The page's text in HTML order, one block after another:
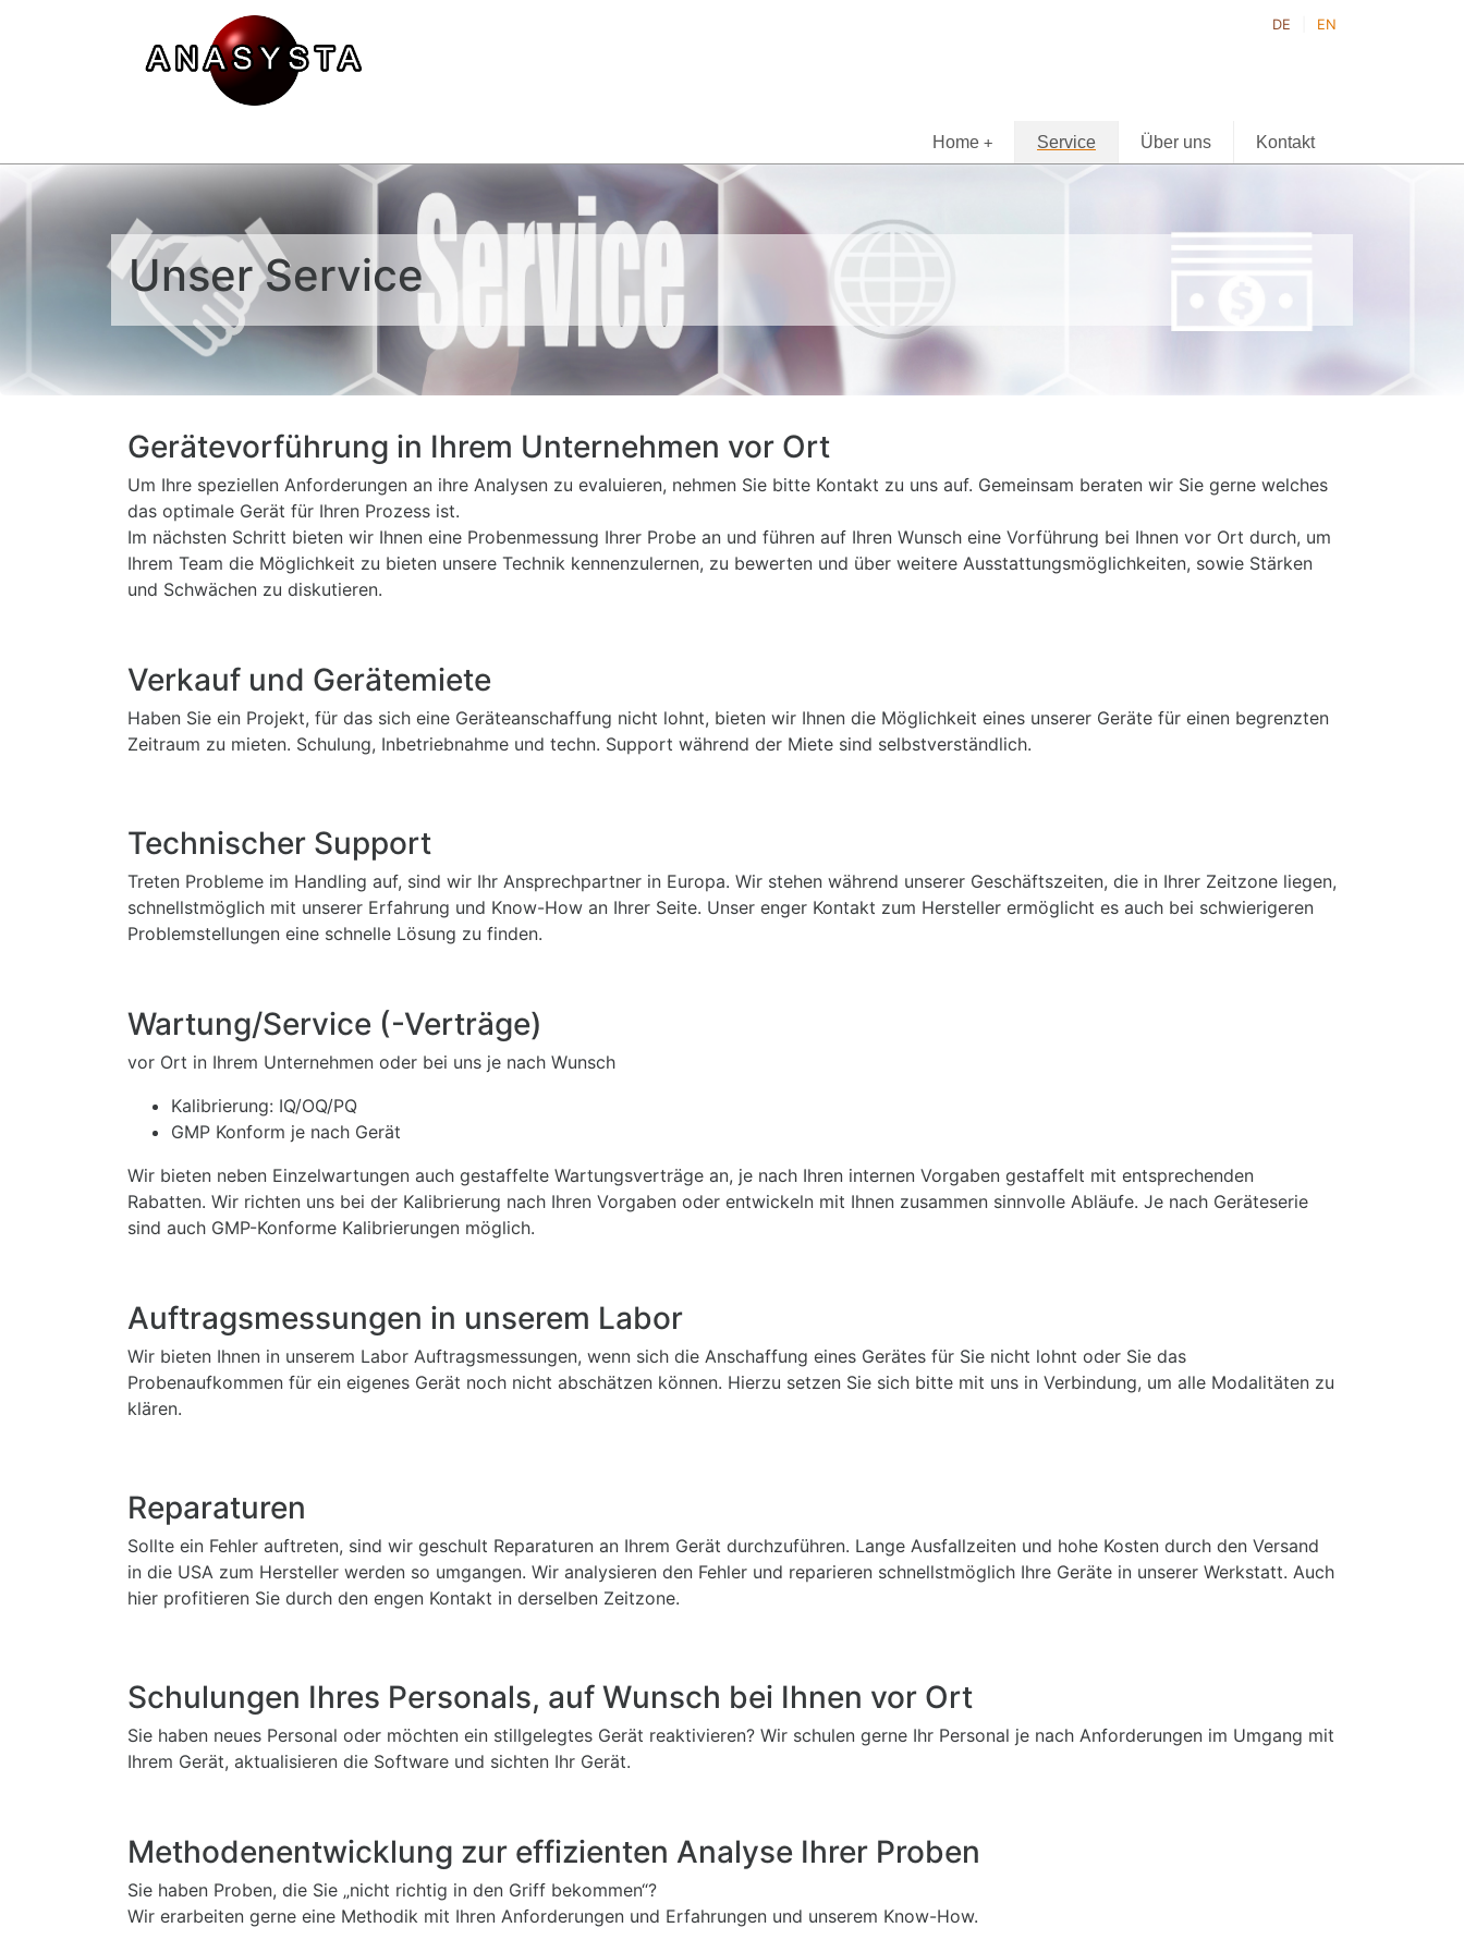
DE EN
+
Home Service Über uns Kontakt
Unser Service
Gerätevorführung in Ihrem Unternehmen vor Ort
Um Ihre speziellen Anforderungen an ihre Analysen zu evaluieren, nehmen Sie bitte Kontakt zu uns auf. Gemeinsam beraten wir Sie gerne welches
das optimale Gerät für Ihren Prozess ist.
Im nächsten Schritt bieten wir Ihnen eine Probenmessung Ihrer Probe an und führen auf Ihren Wunsch eine Vorführung bei Ihnen vor Ort durch, um
Ihrem Team die Möglichkeit zu bieten unsere Technik kennenzulernen, zu bewerten und über weitere Ausstattungsmöglichkeiten, sowie Stärken
und Schwächen zu diskutieren.
Verkauf und Gerätemiete
Haben Sie ein Projekt, für das sich eine Geräteanschaffung nicht lohnt, bieten wir Ihnen die Möglichkeit eines unserer Geräte für einen begrenzten
Zeitraum zu mieten. Schulung, Inbetriebnahme und techn. Support während der Miete sind selbstverständlich.
Technischer Support
Treten Probleme im Handling auf, sind wir Ihr Ansprechpartner in Europa. Wir stehen während unserer Geschäftszeiten, die in Ihrer Zeitzone liegen,
schnellstmöglich mit unserer Erfahrung und Know-How an Ihrer Seite. Unser enger Kontakt zum Hersteller ermöglicht es auch bei schwierigeren
Problemstellungen eine schnelle Lösung zu finden.
Wartung/Service (-Verträge)
vor Ort in Ihrem Unternehmen oder bei uns je nach Wunsch
Kalibrierung: IQ/OQ/PQ
GMP Konform je nach Gerät
Wir bieten neben Einzelwartungen auch gestaffelte Wartungsverträge an, je nach Ihren internen Vorgaben gestaffelt mit entsprechenden
Rabatten. Wir richten uns bei der Kalibrierung nach Ihren Vorgaben oder entwickeln mit Ihnen zusammen sinnvolle Abläufe. Je nach Geräteserie
sind auch GMP-Konforme Kalibrierungen möglich.
Auftragsmessungen in unserem Labor
Wir bieten Ihnen in unserem Labor Auftragsmessungen, wenn sich die Anschaffung eines Gerätes für Sie nicht lohnt oder Sie das
Probenaufkommen für ein eigenes Gerät noch nicht abschätzen können. Hierzu setzen Sie sich bitte mit uns in Verbindung, um alle Modalitäten zu
klären.
Reparaturen
Sollte ein Fehler auftreten, sind wir geschult Reparaturen an Ihrem Gerät durchzuführen. Lange Ausfallzeiten und hohe Kosten durch den Versand
in die USA zum Hersteller werden so umgangen. Wir analysieren den Fehler und reparieren schnellstmöglich Ihre Geräte in unserer Werkstatt. Auch
hier profitieren Sie durch den engen Kontakt in derselben Zeitzone.
Schulungen Ihres Personals, auf Wunsch bei Ihnen vor Ort
Sie haben neues Personal oder möchten ein stillgelegtes Gerät reaktivieren? Wir schulen gerne Ihr Personal je nach Anforderungen im Umgang mit
Ihrem Gerät, aktualisieren die Software und sichten Ihr Gerät.
Methodenentwicklung zur effizienten Analyse Ihrer Proben
Sie haben Proben, die Sie „nicht richtig in den Griff bekommen“?
Wir erarbeiten gerne eine Methodik mit Ihren Anforderungen und Erfahrungen und unserem Know-How.